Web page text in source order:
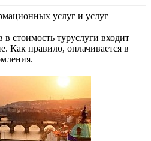
услуг и услуг
стоимость туруслуги входит
Как правило, оплачивается в